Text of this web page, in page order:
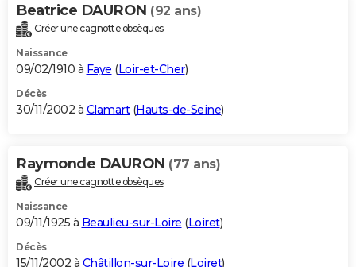
Beatrice DAURON (92 ans)
Créer une cagnotte obsèques
Naissance
09/02/1910 à Faye (Loir-et-Cher)
Décès
30/11/2002 à Clamart(Hauts-de-Seine)
Raymonde DAURON (77 ans)
Créer une cagnotte obsèques
Naissance
09/11/1925 à Beaulieu-sur-Loire (Loiret)
Décès
15/11/2002 à Châtillon-sur-Loire (Loiret)